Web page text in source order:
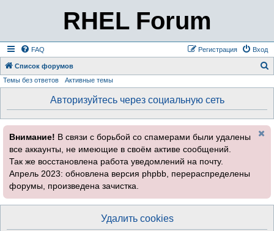
RHEL Forum
FAQ Вход
Регистрация
Список форумов
Темы без ответов Активные темы
Авторизуйтесь через социальную сеть
Внимание! В связи с борьбой со спамерами были удалены
все аккаунты, не имеющие в своём активе сообщений.
Так же восстановлена работа уведомлений на почту.
Апрель 2023: обновлена версия phpbb, перераспределены
форумы, произведена зачистка.
Удалить cookies